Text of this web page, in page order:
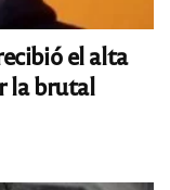
el alta
la brutal